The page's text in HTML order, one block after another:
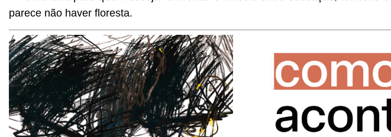
parece não haver floresta.